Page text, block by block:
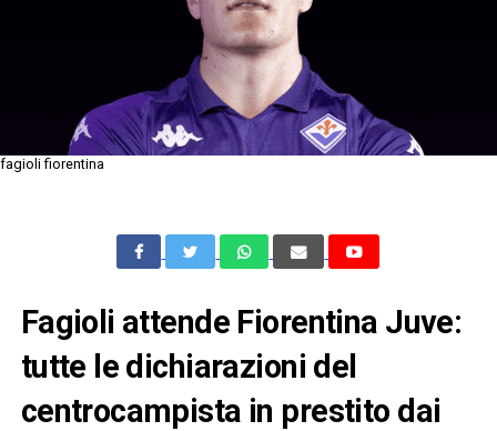
fagioli fiorentina
Fagioli attende Fiorentina Juve:
tutte le dichiarazioni del
centrocampista in prestito dai